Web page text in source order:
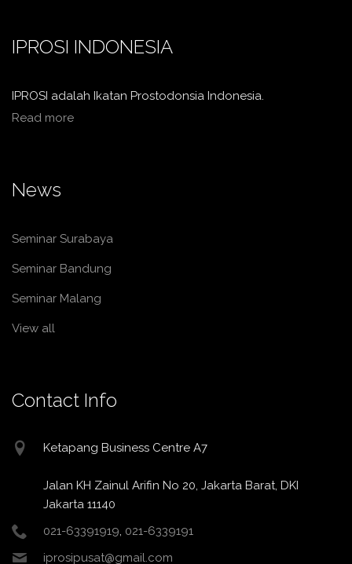
IPROSI INDONESIA
IPROSI adalah Ikatan Prostodonsia Indonesia.
Read more
News
Seminar Surabaya
Seminar Bandung
Seminar Malang
View all
Contact Info
Ketapang Business Centre A7
Jalan KH Zainul Arifin No 20, Jakarta Barat, DKI
Jakarta 11140
021-63391919, 021-6339191
iprosipusat@gmail.com